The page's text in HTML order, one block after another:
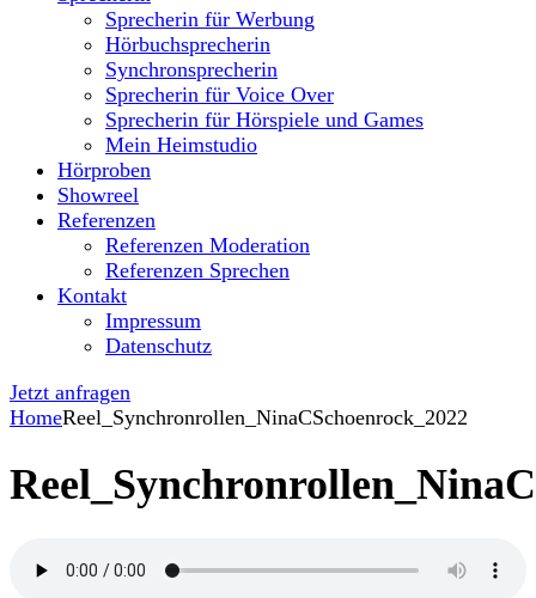
Sprecherin für Werbung
Hörbuchsprecherin
Synchronsprecherin
Sprecherin für Voice Over
Sprecherin für Hörspiele und Games
Mein Heimstudio
Hörproben
Showreel
Referenzen
Referenzen Moderation
Referenzen Sprechen
Kontakt
Impressum
Datenschutz
Jetzt anfragen
HomeReel_Synchronrollen_NinaCSchoenrock_2022